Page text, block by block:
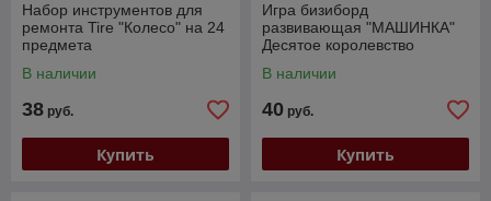
Набор инструментов для
ремонта Tire "Колесо" на 24
предмета
В наличии
38 руб.
Купить
Игра бизиборд
развивающая "МАШИНКА"
Десятое королевство
В наличии
40 руб.
Купить